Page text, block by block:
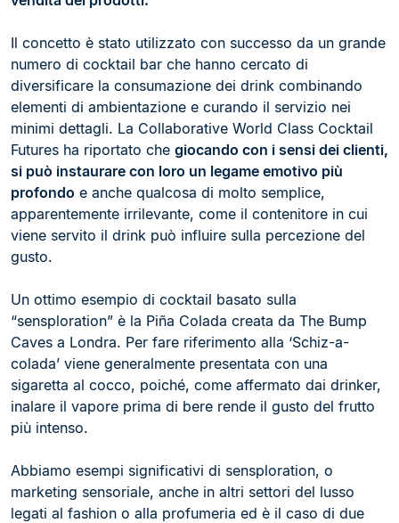
Il concetto è stato utilizzato con successo da un grande
numero di cocktail bar che hanno cercato di
diversificare la consumazione dei drink combinando
elementi di ambientazione e curando il servizio nei
minimi dettagli. La Collaborative World Class Cocktail
Futures ha riportato che giocando con i sensi dei clienti,
si può instaurare con loro un legame emotivo più
profondo e anche qualcosa di molto semplice,
apparentemente irrilevante, come il contenitore in cui
viene servito il drink può influire sulla percezione del
gusto.
Un ottimo esempio di cocktail basato sulla
“sensploration” è la Piña Colada creata da The Bump
Caves a Londra. Per fare riferimento alla ‘Schiz-a-
colada’ viene generalmente presentata con una
sigaretta al cocco, poiché, come affermato dai drinker,
inalare il vapore prima di bere rende il gusto del frutto
più intenso.
Abbiamo esempi significativi di sensploration, o
marketing sensoriale, anche in altri settori del lusso
legati al fashion o alla profumeria ed è il caso di due